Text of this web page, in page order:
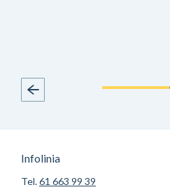
Infolinia
Tel.61 663 99 39